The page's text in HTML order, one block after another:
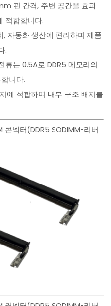
핀 간격, 주변 공간을 효과
적합합니다.
자동화 생산에 편리하며 제품
.
류는 0.5A로 DDR5 메모리의
니다.
에 적합하며 내부 구조 배치를
콘넥터(DDR5 SODIMM-리버